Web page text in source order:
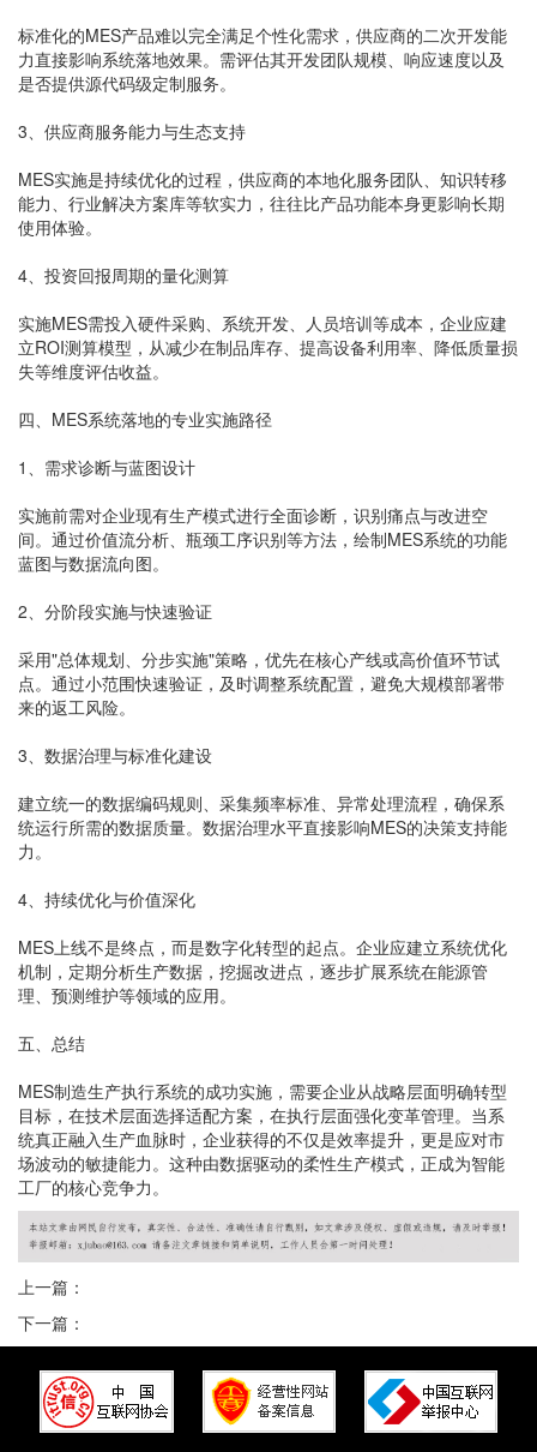
标准化的MES产品难以完全满足个性化需求，供应商的二次开发能
力直接影响系统落地效果。需评估其开发团队规模、响应速度以及
是否提供源代码级定制服务。
3、供应商服务能力与生态支持
MES实施是持续优化的过程，供应商的本地化服务团队、知识转移
能力、行业解决方案库等软实力，往往比产品功能本身更影响长期
使用体验。
4、投资回报周期的量化测算
实施MES需投入硬件采购、系统开发、人员培训等成本，企业应建
立ROI测算模型，从减少在制品库存、提高设备利用率、降低质量损
失等维度评估收益。
四、MES系统落地的专业实施路径
1、需求诊断与蓝图设计
实施前需对企业现有生产模式进行全面诊断，识别痛点与改进空
间。通过价值流分析、瓶颈工序识别等方法，绘制MES系统的功能
蓝图与数据流向图。
2、分阶段实施与快速验证
采用"总体规划、分步实施"策略，优先在核心产线或高价值环节试
点。通过小范围快速验证，及时调整系统配置，避免大规模部署带
来的返工风险。
3、数据治理与标准化建设
建立统一的数据编码规则、采集频率标准、异常处理流程，确保系
统运行所需的数据质量。数据治理水平直接影响MES的决策支持能
力。
4、持续优化与价值深化
MES上线不是终点，而是数字化转型的起点。企业应建立系统优化
机制，定期分析生产数据，挖掘改进点，逐步扩展系统在能源管
理、预测维护等领域的应用。
五、总结
MES制造生产执行系统的成功实施，需要企业从战略层面明确转型
目标，在技术层面选择适配方案，在执行层面强化变革管理。当系
统真正融入生产血脉时，企业获得的不仅是效率提升，更是应对市
场波动的敏捷能力。这种由数据驱动的柔性生产模式，正成为智能
工厂的核心竞争力。
上一篇：
下一篇：